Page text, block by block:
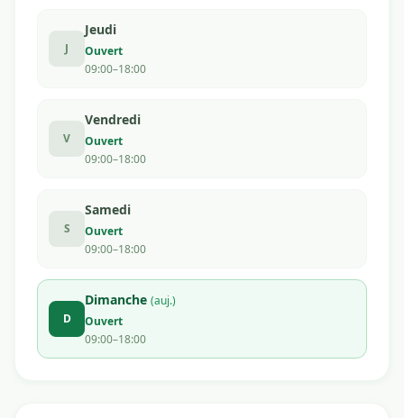
J
Jeudi
Ouvert
09:00–18:00
V
Vendredi
Ouvert
09:00–18:00
S
Samedi
Ouvert
09:00–18:00
D
Dimanche (auj.)
Ouvert
09:00–18:00